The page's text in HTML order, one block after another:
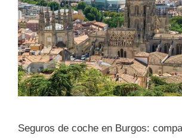
Seguros de coche en Burgos: